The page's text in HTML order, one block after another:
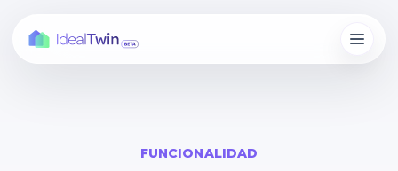
FUNCIONALIDAD